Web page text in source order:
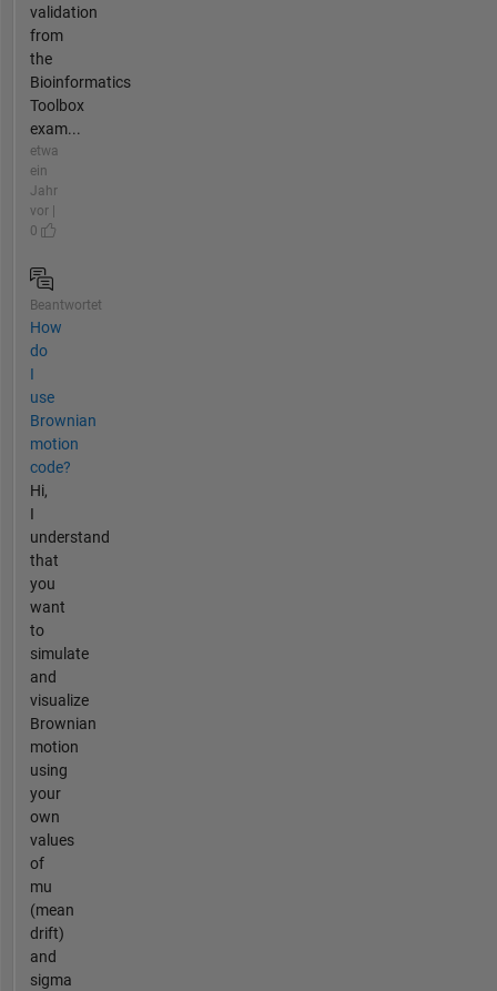
validation
from
the
Bioinformatics
Toolbox
exam...
etwa
ein
Jahr
vor |
0
Beantwortet
How
do
I
use
Brownian
motion
code?
Hi,
I
understand
that
you
want
to
simulate
and
visualize
Brownian
motion
using
your
own
values
of
mu
(mean
drift)
and
sigma